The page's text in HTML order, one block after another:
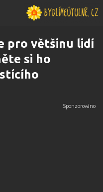
pro většinu lidí
si ho